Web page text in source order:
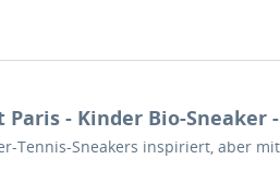
- Kinder Bio-Sneaker
Tennis-Sneakers inspiriert, aber